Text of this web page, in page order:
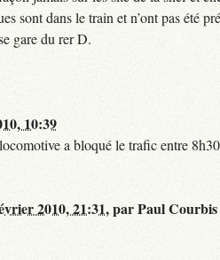
sont dans le train et n’ont pas été
gare du rer D.
10:39
a bloqué le trafic entre
2010, 21:31,parPaul Courbis